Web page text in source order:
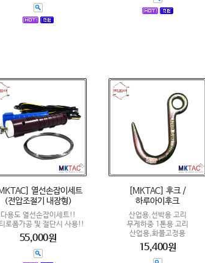
열선손잡이세트
(전압조절기 내장형)
다용도 열선손잡이세트!!
로폼가공 및 절단시 사용!!
55,000원
[MKTAC] 후크 /
하루아이후크
산업용,선박용 고리
무게하중 1톤용 고리
산업용,화물고정용
15,400원